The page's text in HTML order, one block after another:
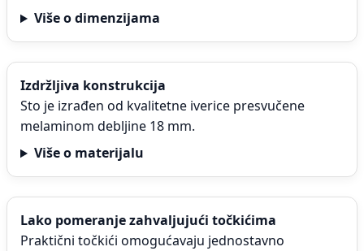
Više o dimenzijama
Izdržljiva konstrukcija
Sto je izrađen od kvalitetne iverice presvučene
melaminom debljine 18 mm.
Više o materijalu
Lako pomeranje zahvaljujući točkićima
Praktični točkići omogućavaju jednostavno